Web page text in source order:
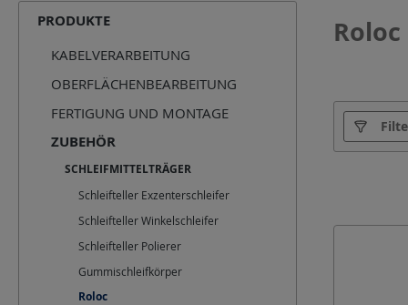
PRODUKTE
KABELVERARBEITUNG
OBERFLÄCHENBEARBEITUNG
FERTIGUNG UND MONTAGE
ZUBEHÖR
SCHLEIFMITTELTRÄGER
Schleifteller Exzenterschleifer
Schleifteller Winkelschleifer
Schleifteller Polierer
Gummischleifkörper
Roloc
Roloc
Hersteller